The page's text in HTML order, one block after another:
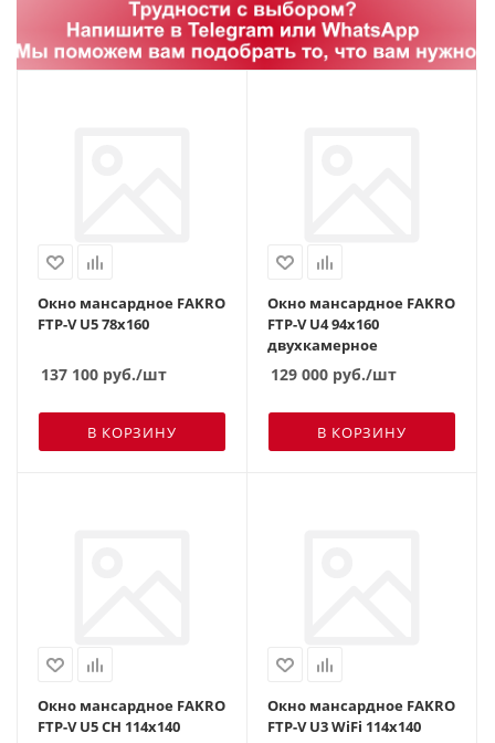
Окно мансардное FAKRO
FTP-V U5 78х160
137 100 руб./шт
В КОРЗИНУ
Окно мансардное FAKRO
FTP-V U4 94х160
двухкамерное
129 000 руб./шт
В КОРЗИНУ
Окно мансардное FAKRO
FTP-V U5 CH 114х140
Окно мансардное FAKRO
FTP-V U3 WiFi 114х140